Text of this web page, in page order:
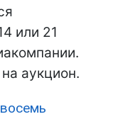
или 21
аукцион.
восемь